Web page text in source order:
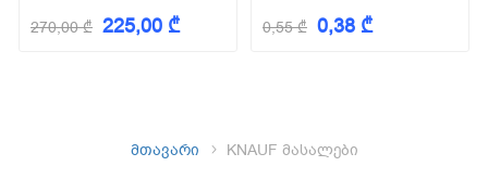
270,00 ₾ 225,00 ₾ 0,55 ₾ 0,38 ₾
მთავარი KNAUF მასალები